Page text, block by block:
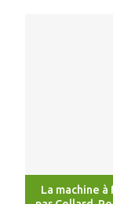
La machine